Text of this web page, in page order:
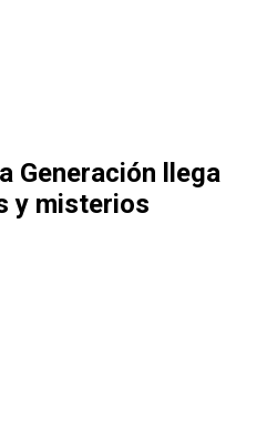
Generación llega
y misterios